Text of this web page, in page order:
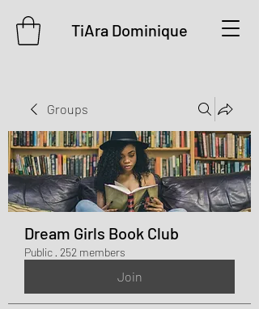
TiAra Dominique
Groups
Dream Girls Book Club
Public · 252 members
Join